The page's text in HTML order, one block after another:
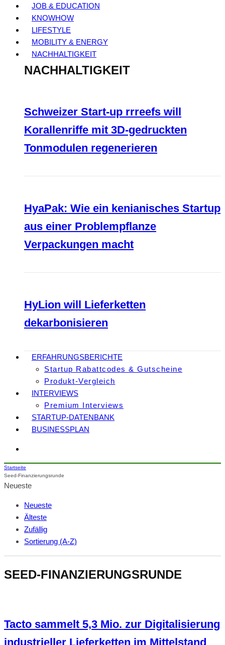
JOB & EDUCATION
KNOWHOW
LIFESTYLE
MOBILITY & ENERGY
NACHHALTIGKEIT
NACHHALTIGKEIT
Schweizer Start-up rrreefs will
Korallenriffe mit 3D-gedruckten
Tonmodulen regenerieren
HyaPak: Wie ein kenianisches Startup
aus einer Problempflanze
Verpackungen macht
HyLion will Lieferketten
dekarbonisieren
ERFAHRUNGSBERICHTE
Startup Rabattcodes & Gutscheine
Produkt-Vergleich
INTERVIEWS
Premium Interviews
STARTUP-DATENBANK
BUSINESSPLAN
Startseite
Seed-Finanzierungsrunde
Neueste
Neueste
Älteste
Zufällig
Sortierung (A-Z)
SEED-FINANZIERUNGSRUNDE
Tacto sammelt 5,3 Mio. zur Digitalisierung
industrieller Lieferketten im Mittelstand